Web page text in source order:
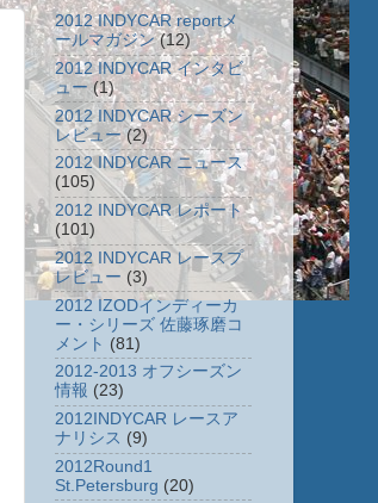
2012 INDYCAR reportメ
ールマガジン (12)
2012 INDYCAR インタビ
ュー (1)
2012 INDYCAR シーズン
レビュー (2)
2012 INDYCAR ニュース
(105)
2012 INDYCAR レポート
(101)
2012 INDYCAR レースプ
レビュー (3)
2012 IZODインディーカ
ー・シリーズ 佐藤琢磨コ
メント (81)
2012-2013 オフシーズン
情報 (23)
2012INDYCAR レースア
ナリシス (9)
2012Round1
St.Petersburg (20)